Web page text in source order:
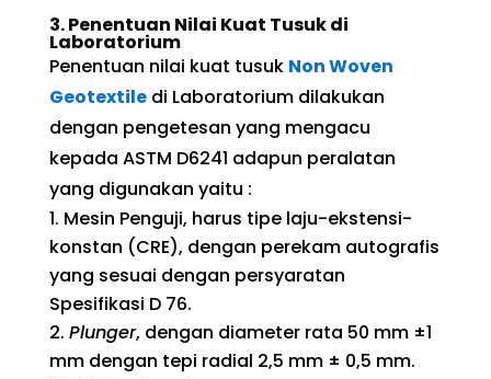
3.Penentuan Nilai Kuat Tusuk di
Laboratorium
Penentuan nilai kuat tusuk Non Woven
Geotextiledi Laboratorium dilakukan
dengan pengetesan yang mengacu
kepada ASTM D6241 adapun peralatan
yang digunakan yaitu :
Mesin Penguji, harus tipe laju-ekstensi-
konstan (CRE), dengan perekam autografis
yang sesuai dengan persyaratan
Spesifikasi D 76.
Plunger, dengan diameter rata 50 mm ±1
mm dengan tepi radial 2,5 mm ± 0,5 mm.